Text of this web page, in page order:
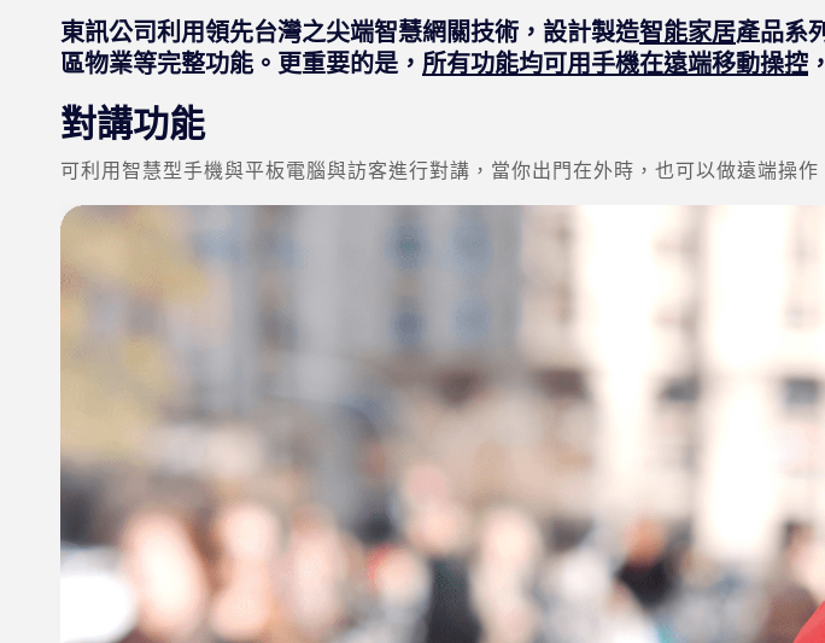
東訊公司利用領先台灣之尖端智慧網關技術，設計製造智能家居產品系
區物業等完整功能。更重要的是， 所有功能均可用手機在遠端移動操控
對講功能
可利用智慧型手機與平板電腦與訪客進行對講，當你出門在外時，也可以做遠端操作